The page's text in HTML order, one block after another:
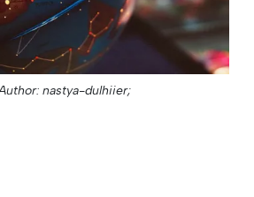
nastya-dulhiier;